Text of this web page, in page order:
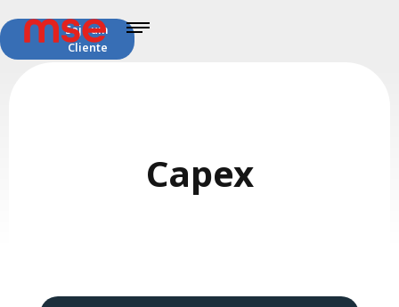
Seja um
Cliente
Capex